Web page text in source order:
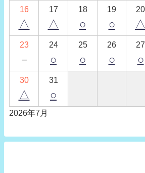
16
△
17
△
18
○
19
○
20
△
23
－
24
○
25
○
26
○
27
○
30
△
31
○
2026年7月